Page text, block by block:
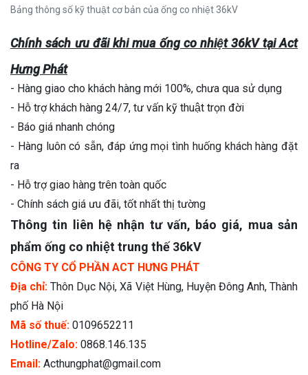
Bảng thông số kỹ thuật cơ bản của ống co nhiệt 36kV
Chính sách ưu đãi khi mua ống co nhiệt 36kV tại Act
Hưng Phát
- Hàng giao cho khách hàng mới 100%, chưa qua sử dụng
- Hỗ trợ khách hàng 24/7, tư vấn kỹ thuật trọn đời
- Báo giá nhanh chóng
- Hàng luôn có sẵn, đáp ứng mọi tình huống khách hàng đặt
ra
- Hỗ trợ giao hàng trên toàn quốc
- Chính sách giá ưu đãi, tốt nhất thị tường
Thông tin liên hệ nhận tư vấn, báo giá, mua sản
phẩm ống co nhiệt trung thế 36kV
CÔNG TY CỔ PHẦN ACT HƯNG PHÁT
Địa chỉ: Thôn Dục Nội, Xã Việt Hùng, Huyện Đông Anh, Thành
phố Hà Nội
Mã số thuế: 0109652211
Hotline/Zalo: 0868.146.135
Email: Acthungphat@gmail.com